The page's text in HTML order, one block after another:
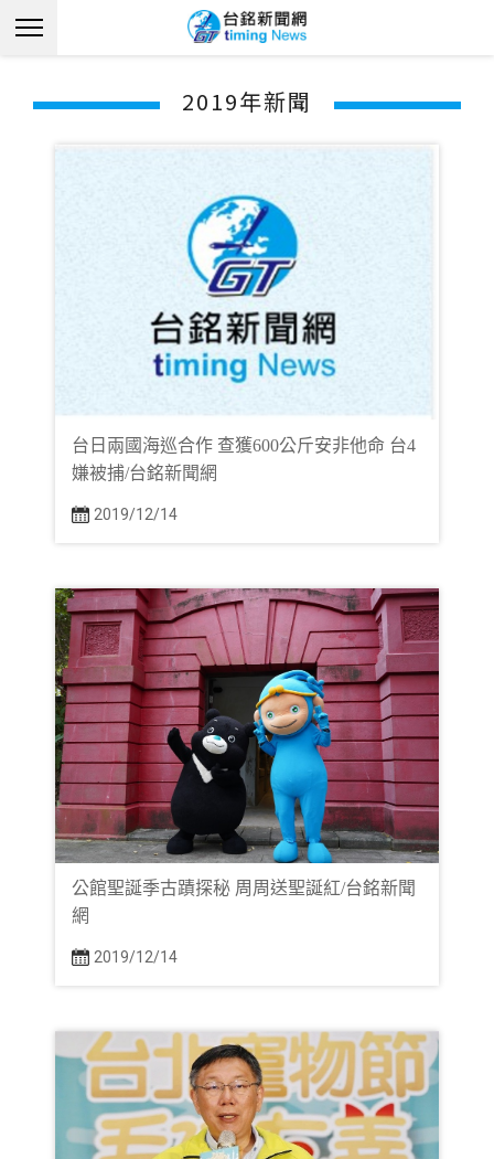
2019年新聞
台日兩國海巡合作 查獲600公斤安非他命 台4
嫌被捕/台銘新聞網
2019/12/14
公館聖誕季古蹟探秘 周周送聖誕紅/台銘新聞
網
2019/12/14